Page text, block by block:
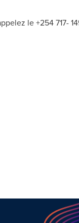
le +254 717-